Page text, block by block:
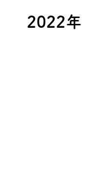
​2022年